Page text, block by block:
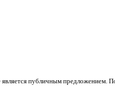
публичным